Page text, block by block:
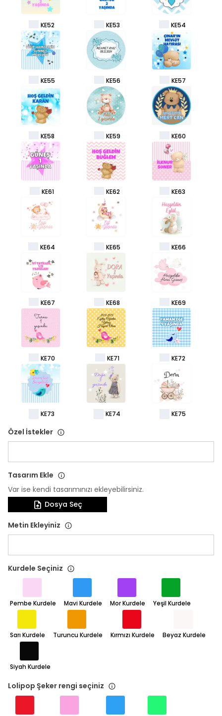
KE52 KE53 KE54
KE55 KE56 KE57
KE58 KE59 KE60
KE61 KE62 KE63
KE64 KE65 KE66
KE67 KE68 KE69
KE70 KE71 KE72
KE73 KE74 KE75
Özel İstekler
Tasarım Ekle
Var ise kendi tasarımınızı ekleyebilirsiniz.
Dosya Seç
Metin Ekleyiniz
Kurdele Seçiniz
Pembe Kurdele Mavi Kurdele Mor Kurdele Yeşil Kurdele
Sarı Kurdele Turuncu Kurdele Kırmızı Kurdele Beyaz Kurdele
Siyah Kurdele
Lolipop Şeker rengi seçiniz